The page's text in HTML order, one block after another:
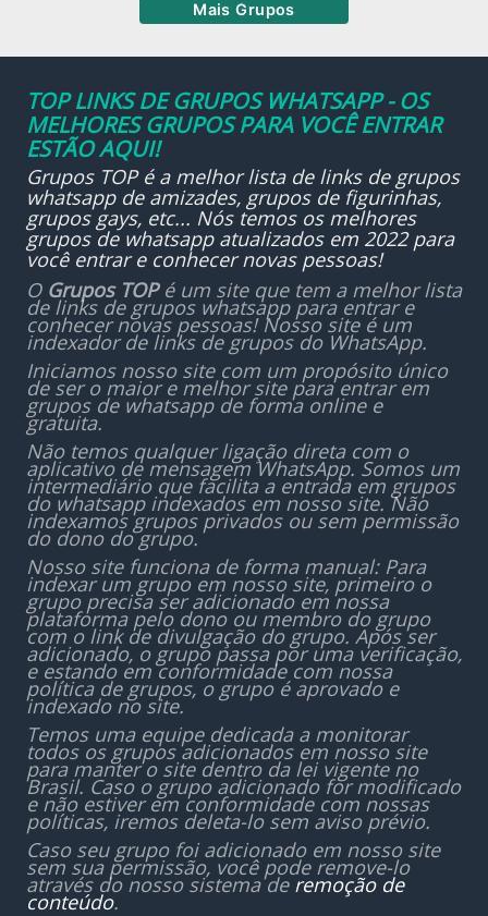
Mais Grupos
TOP LINKS DE GRUPOS WHATSAPP - OS
MELHORES GRUPOS PARA VOCÊ ENTRAR
ESTÃO AQUI!
Grupos TOP é a melhor lista de links de grupos
whatsapp de amizades, grupos de figurinhas,
grupos gays, etc... Nós temos os melhores
grupos de whatsapp atualizados em 2022 para
você entrar e conhecer novas pessoas!
O Grupos TOPé um site que tem a melhor lista
de links de grupos whatsapp para entrar e
conhecer novas pessoas! Nosso site é um
indexador de links de grupos do WhatsApp.
Iniciamos nosso site com um propósito único
de ser o maior e melhor site para entrar em
grupos de whatsapp de forma online e
gratuita.
Não temos qualquer ligação direta com o
aplicativo de mensagem WhatsApp. Somos um
intermediário que facilita a entrada em grupos
do whatsapp indexados em nosso site. Não
indexamos grupos privados ou sem permissão
do dono do grupo.
Nosso site funciona de forma manual: Para
indexar um grupo em nosso site, primeiro o
grupo precisa ser adicionado em nossa
plataforma pelo dono ou membro do grupo
com o link de divulgação do grupo. Após ser
adicionado, o grupo passa por uma verificação,
e estando em conformidade com nossa
política de grupos, o grupo é aprovado e
indexado no site.
Temos uma equipe dedicada a monitorar
todos os grupos adicionados em nosso site
para manter o site dentro da lei vigente no
Brasil. Caso o grupo adicionado for modificado
e não estiver em conformidade com nossas
políticas, iremos deleta-lo sem aviso prévio.
Caso seu grupo foi adicionado em nosso site
sem sua permissão, você pode remove-lo
através do nosso sistema de remoção de
conteúdo.